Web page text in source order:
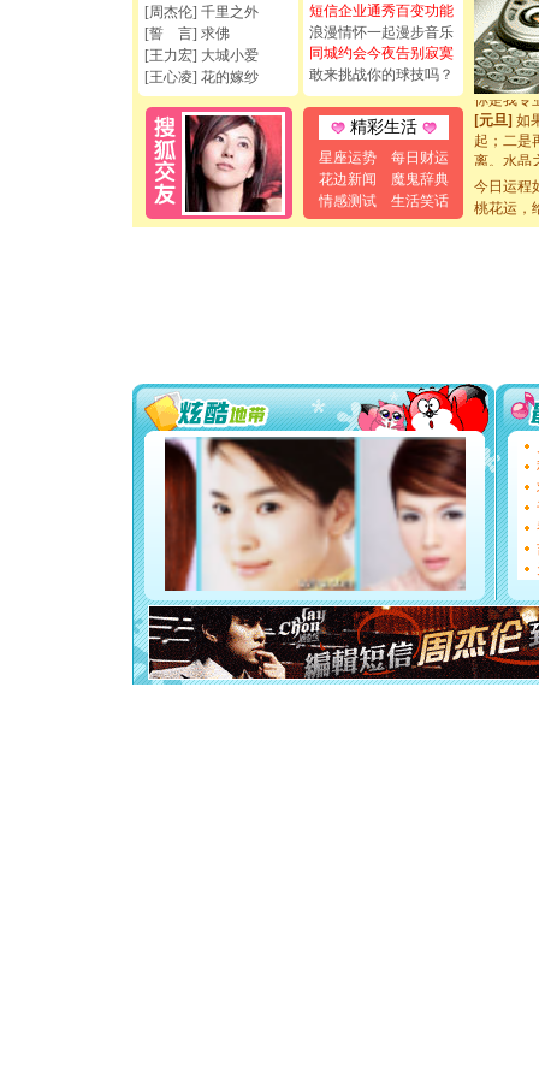
[周杰伦] 千里之外
[誓 言] 求佛
[王力宏] 大城小爱
[王心凌] 花的嫁纱
短信企业通秀百变功能
浪漫情怀一起漫步音乐
同城约会今夜告别寂寞
敢来挑战你的球技吗？
精彩生活
星座运势
每日财运
花边新闻
魔鬼辞典
情感测试
生活笑话
[圣诞节]
如意,快
[元旦]看
断电。爱
你是我专
[元旦] 如
起；二是
离。水晶
泣，这
卖了。水
要平安！
[圣诞节]
能正大
天都要快
[圣诞节]
如意,快
[元旦]
看
断电。
你是我
[元旦] 如
起；二是
离。水晶
[元旦]当
泣，这痛
卖了。水
今日运程
桃花运，